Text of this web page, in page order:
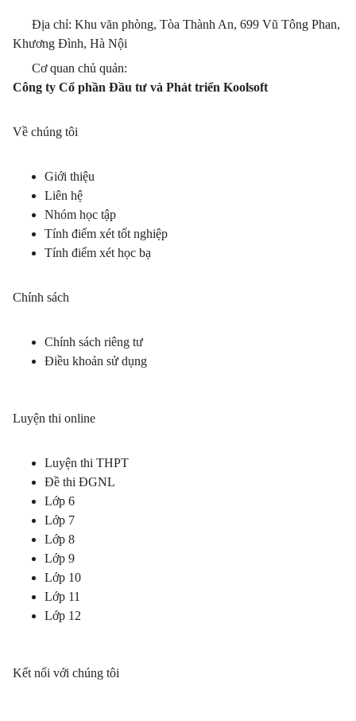
Địa chỉ: Khu văn phòng, Tòa Thành An, 699 Vũ Tông Phan,
Khương Đình, Hà Nội
Cơ quan chủ quản:
Công ty Cổ phần Đầu tư và Phát triển Koolsoft
Về chúng tôi
Giới thiệu
Liên hệ
Nhóm học tập
Tính điểm xét tốt nghiệp
Tính điểm xét học bạ
Chính sách
Chính sách riêng tư
Điều khoản sử dụng
Luyện thi online
Luyện thi THPT
Đề thi ĐGNL
Lớp 6
Lớp 7
Lớp 8
Lớp 9
Lớp 10
Lớp 11
Lớp 12
Kết nối với chúng tôi